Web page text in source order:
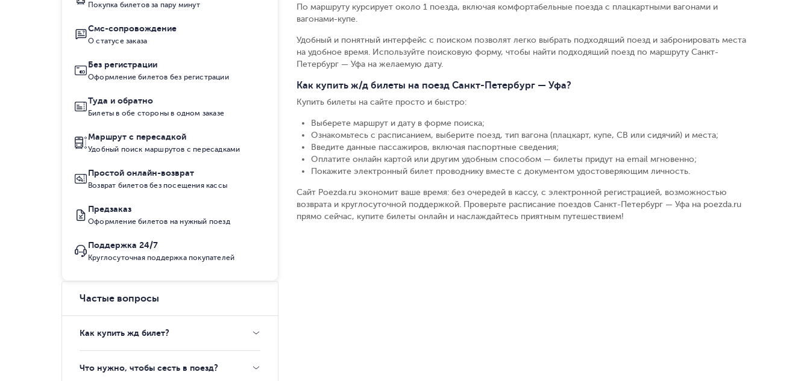
По маршруту курсирует около 1 поезда, включая комфортабельные поезда с плацкартными вагонами и
вагонами-купе.
Удобный и понятный интерфейс с поиском позволят легко выбрать подходящий поезд и забронировать места
на удобное время. Используйте поисковую форму, чтобы найти подходящий поезд по маршруту Санкт-
Петербург — Уфа на желаемую дату.
Как купить ж/д билеты на поезд Санкт-Петербург — Уфа?
Купить билеты на сайте просто и быстро:
Выберете маршрут и дату в форме поиска;
Ознакомьтесь с расписанием, выберите поезд, тип вагона (плацкарт, купе, СВ или сидячий) и места;
Введите данные пассажиров, включая паспортные сведения;
Оплатите онлайн картой или другим удобным способом — билеты придут на email мгновенно;
Покажите электронный билет проводнику вместе с документом удостоверяющим личность.
Сайт Poezda.ru экономит ваше время: без очередей в кассу, с электронной регистрацией, возможностью
возврата и круглосуточной поддержкой. Проверьте расписание поездов Санкт-Петербург — Уфа на poezda.ru
прямо сейчас, купите билеты онлайн и наслаждайтесь приятным путешествием!
Покупка билетов за пару минут
Смс-сопровождение
О статусе заказа
Без регистрации
Оформление билетов без регистрации
Туда и обратно
Билеты в обе стороны в одном заказе
Маршрут с пересадкой
Удобный поиск маршрутов с пересадками
Простой онлайн-возврат
Возврат билетов без посещения кассы
Предзаказ
Оформление билетов на нужный поезд
Поддержка 24/7
Круглосуточная поддержка покупателей
Частые вопросы
Как купить жд билет?
Что нужно, чтобы сесть в поезд?